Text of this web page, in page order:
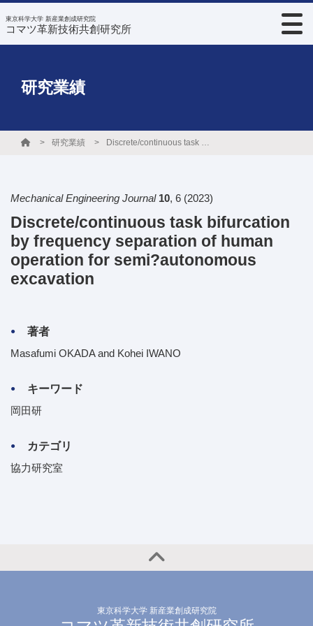
東京科学大学 新産業創成研究院
コマツ革新技術共創研究所
研究業績
研究業績 Discrete/continuous task bifurcation by frequency separation of human operation for semi?autonomous excavation
Mechanical Engineering Journal 10, 6 (2023)
Discrete/continuous task bifurcation
by frequency separation of human
operation for semi?autonomous
excavation
著者
Masafumi OKADA and Kohei IWANO
キーワード
岡田研
カテゴリ
協力研究室
東京科学大学 新産業創成研究院